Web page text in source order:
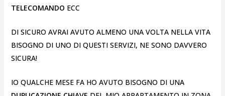
TELECOMANDO ECC
DI SICURO AVRAI AVUTO ALMENO UNA VOLTA NELLA VITA
BISOGNO DI UNO DI QUESTI SERVIZI, NE SONO DAVVERO
SICURA!
IO QUALCHE MESE FA HO AVUTO BISOGNO DI UNA